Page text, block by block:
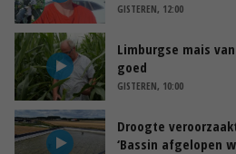
GISTEREN, 12:00
Limburgse mais
goed
GISTEREN, 10:00
Droogte
‘Bassin afgelopen